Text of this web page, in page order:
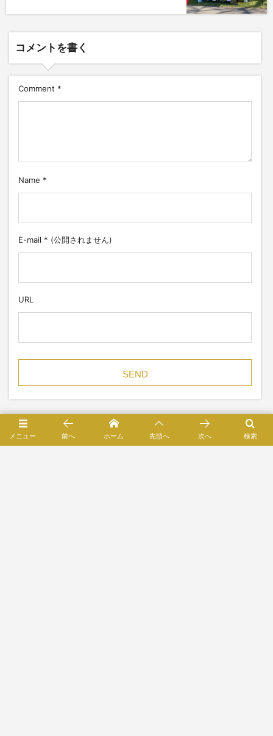
コメントを書く
Comment *
Name *
E-mail * (公開されません)
URL
HOME あっ“たまる”比治山2024 YUYA ROAST｜しぜんとひろしまブース
メニュー 検索
前へ ホーム 先頭へ 次へ